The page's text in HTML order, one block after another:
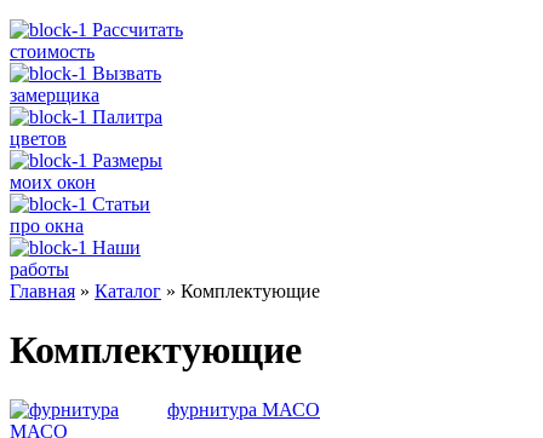
Рассчитать
стоимость
Вызвать
замерщика
Палитра
цветов
Размеры
моих окон
Статьи
про окна
Наши
работы
Главная » Каталог » Комплектующие
Комплектующие
фурнитура МАСО